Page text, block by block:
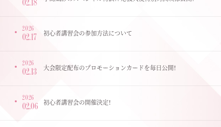
2026
02.17 初心者講習会の参加方法について
2026
02.13 大会限定配布のプロモーションカードを毎日公開！
2026
02.06 初心者講習会の開催決定！